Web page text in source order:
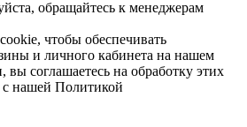
обращайтесь к менеджерам
чтобы обеспечивать
и личного кабинета на нашем
вы соглашаетесь на обработку этих
с нашей Политикой